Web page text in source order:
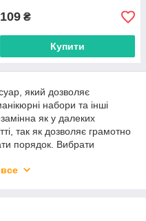
109 ₴
Купити
який дозволяє
набори та інші
як у далеких
так як дозволяє грамотно
порядок. Вибрати
7 ALLMARKET. Тут